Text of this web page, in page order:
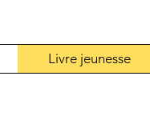
Livre jeunesse